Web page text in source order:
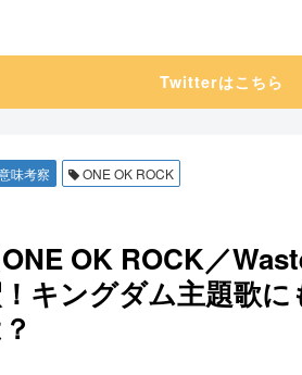
Twitterはこちら
味考察 ONE OK ROCK
ONE OK ROCK／
キングダム主題歌